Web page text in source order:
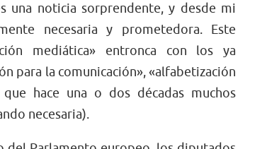
una noticia sorprendente, y desde mi
necesaria y prometedora. Este
mediática» entronca con los ya
para la comunicación», «alfabetización
hace una o dos décadas muchos
necesaria).